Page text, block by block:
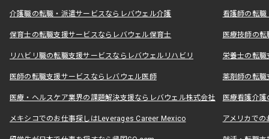
介護職の転職・派遣サービスならレバウェル介護 看護師の転
保育士の転職支援サービスならレバウェル保育士 医療技師の
リハビリ職の転職支援サービスならレバウェルリハビリ 栄養士の転
医師の転職支援サービスならレバウェル医師 薬剤師の転
医療・ヘルスケア業界の課題解決支援ならレバウェル株式会社 医療看護介
メキシコでのお仕事探しはLeverages Career Mexico アメリカで